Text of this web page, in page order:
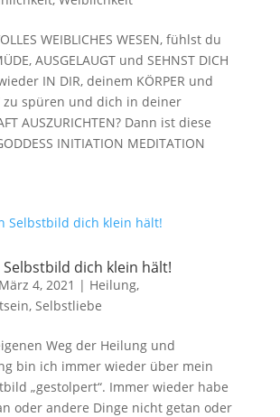
WEIBLICHES WESEN, fühlst du
AUSGELAUGT und SEHNST DICH
IN DIR, deinem KÖRPER und
zu spüren und dich in deiner
AUSZURICHTEN? Dann ist diese
INITIATION MEDITATION
dich klein hält!
März 4, 2021 | Heilung,
, Selbstliebe
Weg der Heilung und
bin ich immer wieder über mein
„gestolpert“. Immer wieder habe
oder andere Dinge nicht getan oder